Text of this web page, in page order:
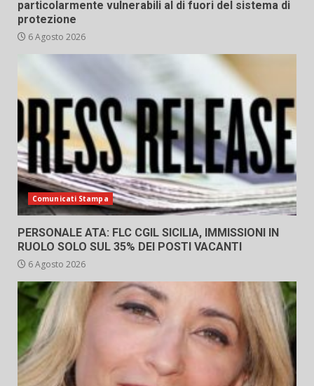
particolarmente vulnerabili al di fuori del sistema di
protezione
6 Agosto 2026
Comunicati Stampa
PERSONALE ATA: FLC CGIL SICILIA, IMMISSIONI IN
RUOLO SOLO SUL 35% DEI POSTI VACANTI
6 Agosto 2026